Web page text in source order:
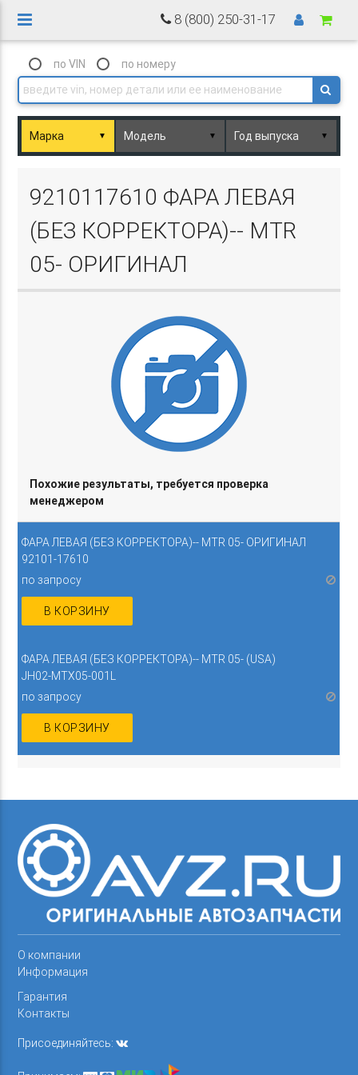
8 (800) 250-31-17
по VIN по номеру
▼ ▼ ▼
9210117610 ФАРА ЛЕВАЯ
(БЕЗ КОРРЕКТОРА)-- MTR
05- ОРИГИНАЛ
ФАРА ЛЕВАЯ (БЕЗ КОРРЕКТОРА)-- MTR 05- ОРИГИНАЛ
92101-17610
по запросу
В КОРЗИНУ
Похожие результаты, требуется проверка
менеджером
ФАРА ЛЕВАЯ (БЕЗ КОРРЕКТОРА)-- MTR 05- (USA)
JH02-MTX05-001L
по запросу
В КОРЗИНУ
О компании
Информация
Гарантия
Контакты
Присоединяйтесь: